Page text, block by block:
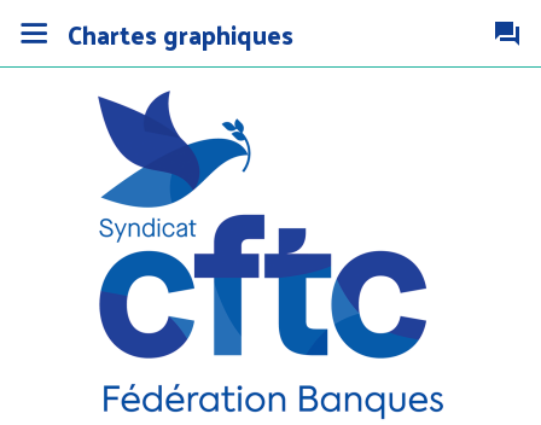
Chartes graphiques